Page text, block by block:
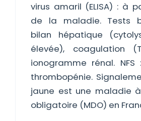
virus amaril (ELISA) : à
de la maladie. Tests
bilan hépatique
élevée), coagulation
ionogramme rénal. NFS
thrombopénie.
jaune est une maladie
obligatoire (MDO) en